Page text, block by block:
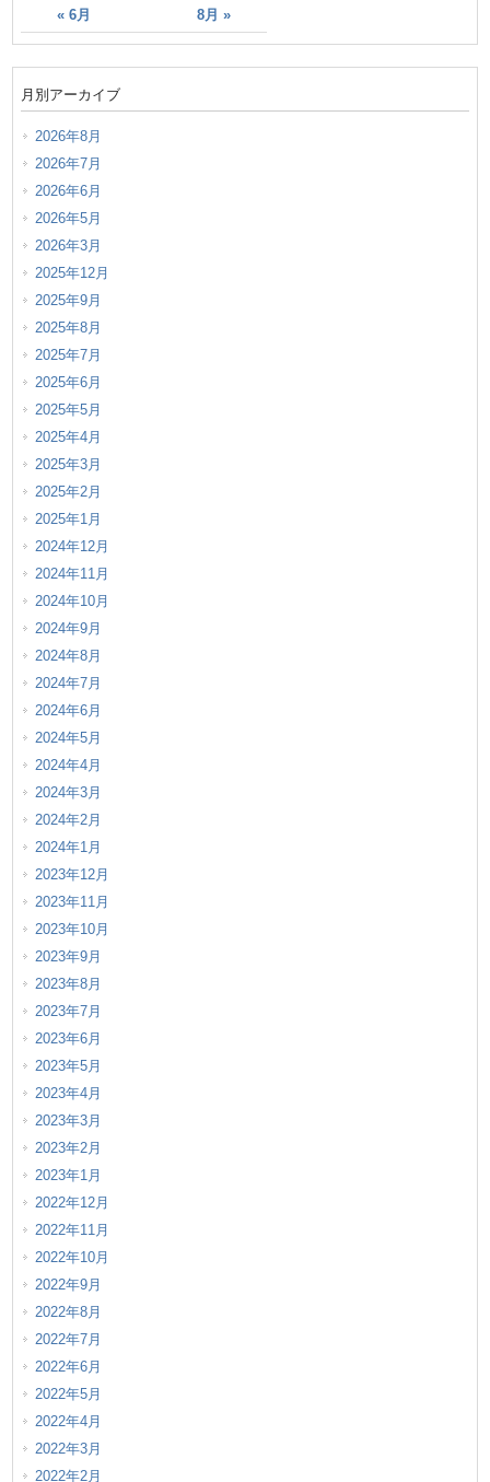
« 6月 8月 »
月別アーカイブ
2026年8月
2026年7月
2026年6月
2026年5月
2026年3月
2025年12月
2025年9月
2025年8月
2025年7月
2025年6月
2025年5月
2025年4月
2025年3月
2025年2月
2025年1月
2024年12月
2024年11月
2024年10月
2024年9月
2024年8月
2024年7月
2024年6月
2024年5月
2024年4月
2024年3月
2024年2月
2024年1月
2023年12月
2023年11月
2023年10月
2023年9月
2023年8月
2023年7月
2023年6月
2023年5月
2023年4月
2023年3月
2023年2月
2023年1月
2022年12月
2022年11月
2022年10月
2022年9月
2022年8月
2022年7月
2022年6月
2022年5月
2022年4月
2022年3月
2022年2月